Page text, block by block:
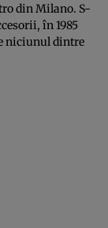
din Milano. S-
în 1985
niciunul dintre